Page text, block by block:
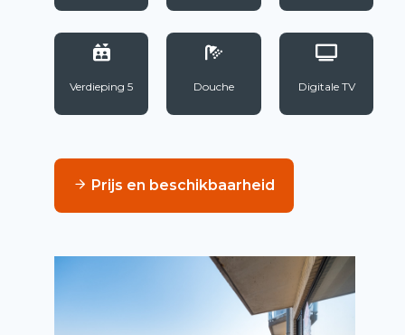
Verdieping 5 Douche Digitale TV
Prijs en beschikbaarheid